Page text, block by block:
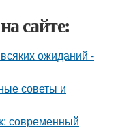
сайте:
ожиданий -
советы и
современный